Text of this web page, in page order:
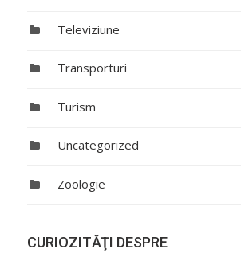
Televiziune
Transporturi
Turism
Uncategorized
Zoologie
CURIOZITĂŢI DESPRE